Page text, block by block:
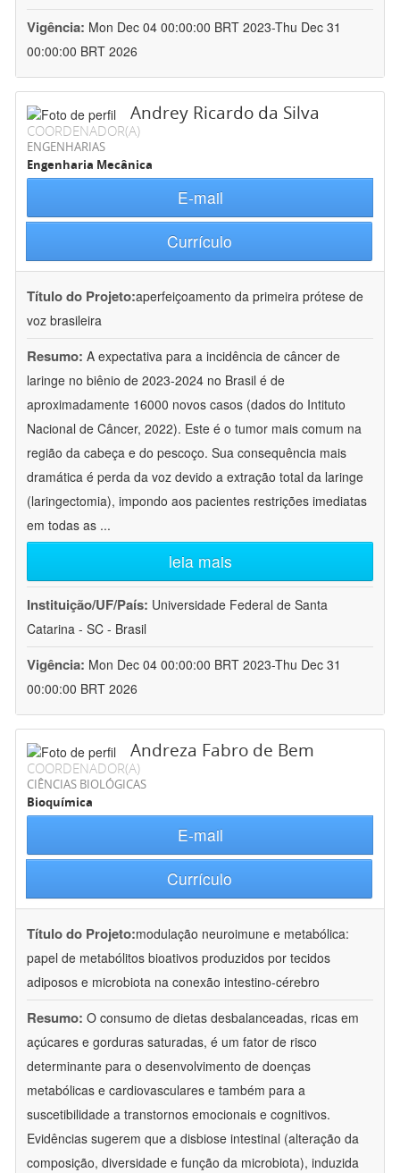
Vigência: Mon Dec 04 00:00:00 BRT 2023-Thu Dec 31
00:00:00 BRT 2026
Andrey Ricardo da Silva
COORDENADOR(A)
ENGENHARIAS
Engenharia Mecânica
E-mail
Currículo
Título do Projeto:aperfeiçoamento da primeira prótese de
voz brasileira
Resumo: A expectativa para a incidência de câncer de
laringe no biênio de 2023-2024 no Brasil é de
aproximadamente 16000 novos casos (dados do Intituto
Nacional de Câncer, 2022). Este é o tumor mais comum na
região da cabeça e do pescoço. Sua consequência mais
dramática é perda da voz devido a extração total da laringe
(laringectomia), impondo aos pacientes restrições imediatas
em todas as ...
leia mais
Instituição/UF/País: Universidade Federal de Santa
Catarina - SC - Brasil
Vigência: Mon Dec 04 00:00:00 BRT 2023-Thu Dec 31
00:00:00 BRT 2026
Andreza Fabro de Bem
COORDENADOR(A)
CIÊNCIAS BIOLÓGICAS
Bioquímica
E-mail
Currículo
Título do Projeto:modulação neuroimune e metabólica:
papel de metabólitos bioativos produzidos por tecidos
adiposos e microbiota na conexão intestino-cérebro
Resumo: O consumo de dietas desbalanceadas, ricas em
açúcares e gorduras saturadas, é um fator de risco
determinante para o desenvolvimento de doenças
metabólicas e cardiovasculares e também para a
suscetibilidade a transtornos emocionais e cognitivos.
Evidências sugerem que a disbiose intestinal (alteração da
composição, diversidade e função da microbiota), induzida